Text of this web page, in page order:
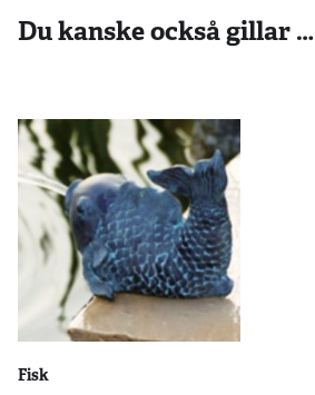
Du kanske också gillar …
Fisk